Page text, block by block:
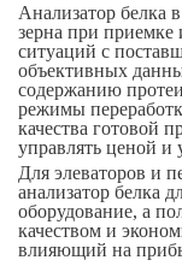
Анализатор белка
зерна при приемке
ситуаций с
объективных
содержанию
режимы
качества готовой
управлять ценой и
Для элеваторов и
анализатор белка
оборудование, а
качеством и
влияющий на